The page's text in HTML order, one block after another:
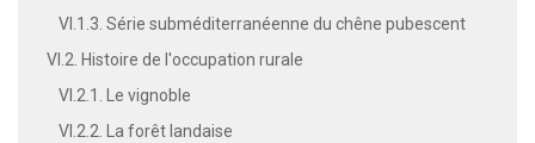
VI.1.3. Série subméditerranéenne du chêne pubescent
VI.2. Histoire de l'occupation rurale
VI.2.1. Le vignoble
VI.2.2. La forêt landaise